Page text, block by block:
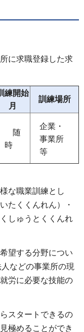
に求職登録した求
練開始
月
訓練場所
随
時
企業・
事業所
等
な職業訓練とし
たくくんれん）・
しゅうとくくんれ
望する分野につい
などの事業所の現
労に必要な技能の
スタートできるの
極めることができ